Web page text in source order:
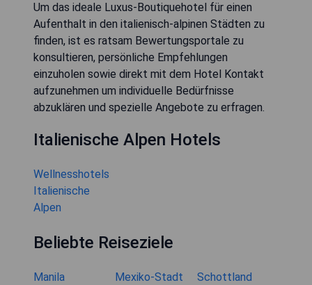
Um das ideale Luxus-Boutiquehotel für einen
Aufenthalt in den italienisch-alpinen Städten zu
finden, ist es ratsam Bewertungsportale zu
konsultieren, persönliche Empfehlungen
einzuholen sowie direkt mit dem Hotel Kontakt
aufzunehmen um individuelle Bedürfnisse
abzuklären und spezielle Angebote zu erfragen.
Italienische Alpen Hotels
Wellnesshotels
Italienische
Alpen
Beliebte Reiseziele
Manila Mexiko-Stadt
Schottland